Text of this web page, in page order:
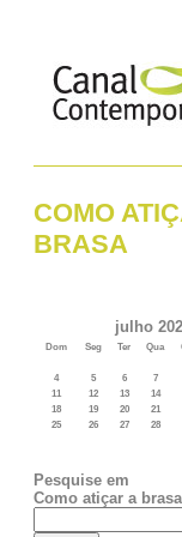
COMO
BRASA
julho
Dom Seg Ter Qua
4
5 6 7
11
12 13 14
18
19 20 21
25
26 27 28
Pesquise em
Como atiçar a